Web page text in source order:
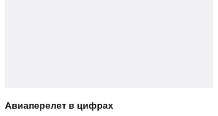
Авиаперелет в цифрах